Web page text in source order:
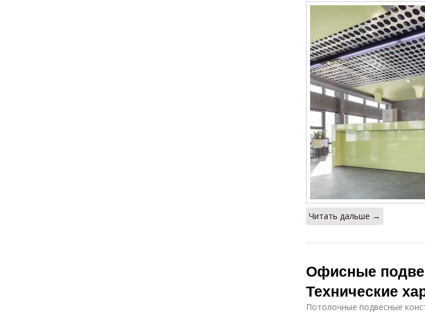
Читать дальше →
Офисные
Технические
Потолочные подвесные